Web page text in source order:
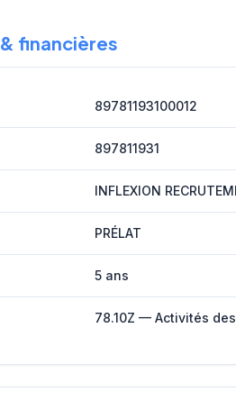
financières
89781193100012
897811931
INFLEXION
PRÉLAT
5 ans
78.10Z — Activités